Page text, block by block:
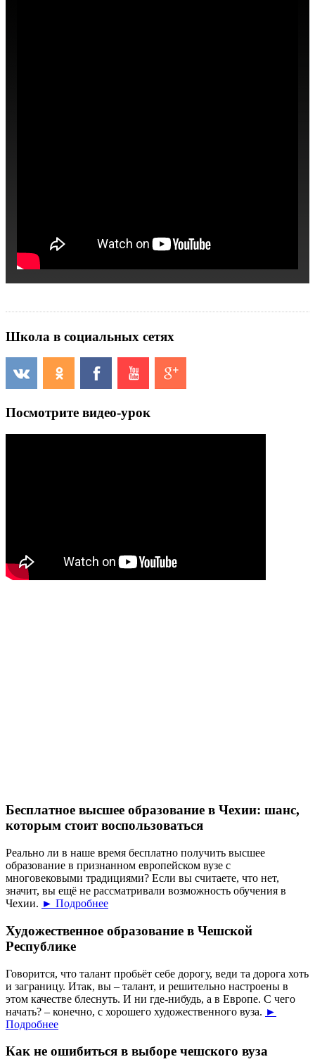
Школа в социальных сетях
Посмотрите видео-урок
Бесплатное высшее образование в Чехии: шанс,
которым стоит воспользоваться
Реально ли в наше время бесплатно получить высшее
образование в признанном европейском вузе с
многовековыми традициями? Если вы считаете, что нет,
значит, вы ещё не рассматривали возможность обучения в
Чехии. ► Подробнее
Художественное образование в Чешской
Республике
Говорится, что талант пробьёт себе дорогу, веди та дорога хоть
и заграницу. Итак, вы – талант, и решительно настроены в
этом качестве блеснуть. И ни где-нибудь, а в Европе. С чего
начать? – конечно, с хорошего художественного вуза. ►
Подробнее
Как не ошибиться в выборе чешского вуза